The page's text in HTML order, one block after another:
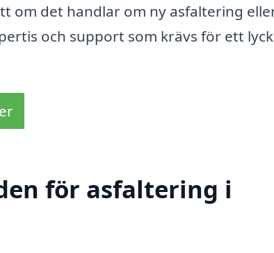
om det handlar om ny asfaltering
och support som krävs för ett
för asfaltering i